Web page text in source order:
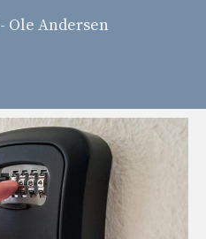
- Ole Andersen